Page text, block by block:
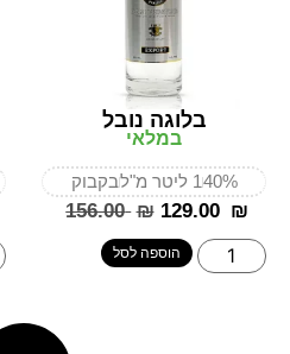
בלוגה נובל
במלאי
40%1 ליטר מ"ל בקבוק
‎156.00 ₪ ‎129.00 ₪
הוספה לסל